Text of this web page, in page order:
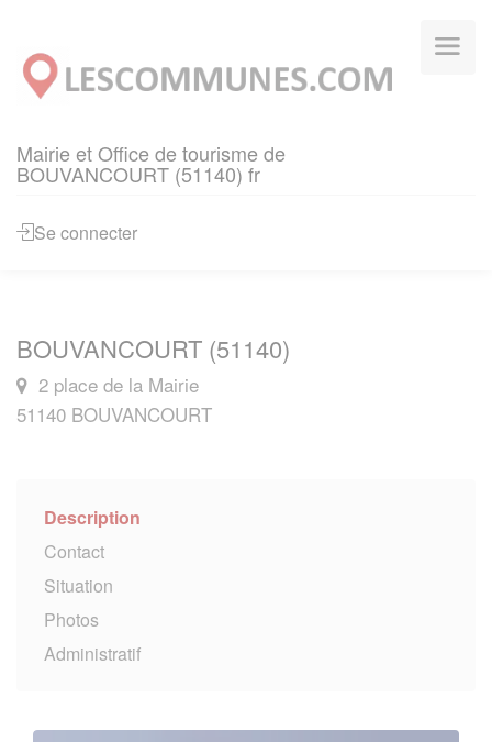
Mairie et Office de tourisme de
BOUVANCOURT (51140) fr
Se connecter
BOUVANCOURT (51140)
2 place de la Mairie
51140 BOUVANCOURT
Description
Contact
Situation
Photos
Administratif